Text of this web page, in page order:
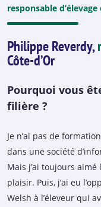
responsable
Philippe Reverdy,
Côte-d’Or
Pourquoi vous
filière ?
Je n’ai pas de
dans une société
Mais j’ai toujours aimé
plaisir. Puis, j’ai eu
Welsh à l’éleveur qui